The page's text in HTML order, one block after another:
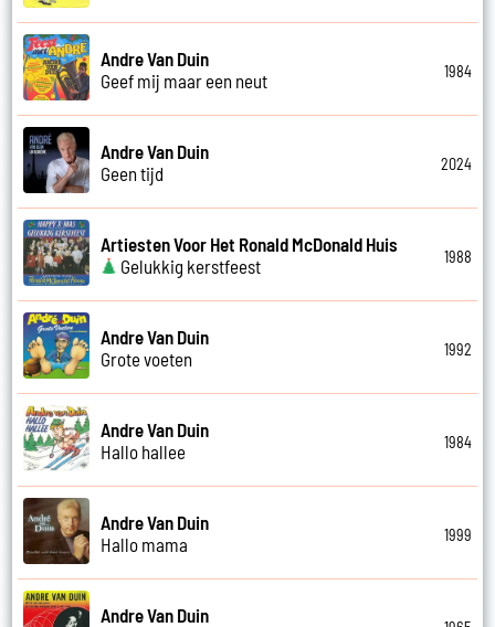
Andre Van Duin
Geef mij maar een neut
1984
Andre Van Duin
Geen tijd
2024
Artiesten Voor Het Ronald McDonald Huis
Gelukkig kerstfeest
1988
Andre Van Duin
Grote voeten
1992
Andre Van Duin
Hallo hallee
1984
Andre Van Duin
Hallo mama
1999
Andre Van Duin